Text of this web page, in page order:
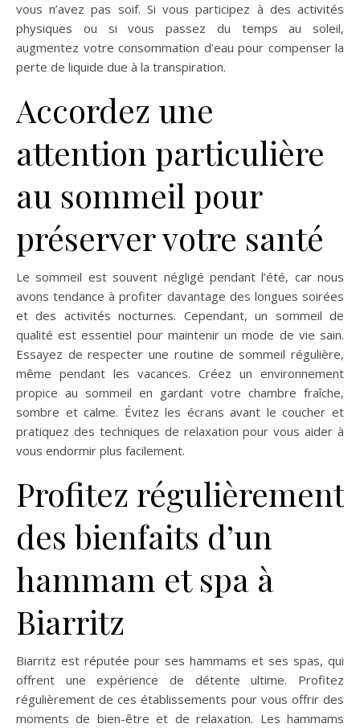
vous n’avez pas soif. Si vous participez à des activités
physiques ou si vous passez du temps au soleil,
augmentez votre consommation d’eau pour compenser la
perte de liquide due à la transpiration.
Accordez une
attention particulière
au sommeil pour
préserver votre santé
Le sommeil est souvent négligé pendant l’été, car nous
avons tendance à profiter davantage des longues soirées
et des activités nocturnes. Cependant, un sommeil de
qualité est essentiel pour maintenir un mode de vie sain.
Essayez de respecter une routine de sommeil régulière,
même pendant les vacances. Créez un environnement
propice au sommeil en gardant votre chambre fraîche,
sombre et calme. Évitez les écrans avant le coucher et
pratiquez des techniques de relaxation pour vous aider à
vous endormir plus facilement.
Profitez régulièrement
des bienfaits d’un
hammam et spa à
Biarritz
Biarritz est réputée pour ses hammams et ses spas, qui
offrent une expérience de détente ultime. Profitez
régulièrement de ces établissements pour vous offrir des
moments de bien-être et de relaxation. Les hammams